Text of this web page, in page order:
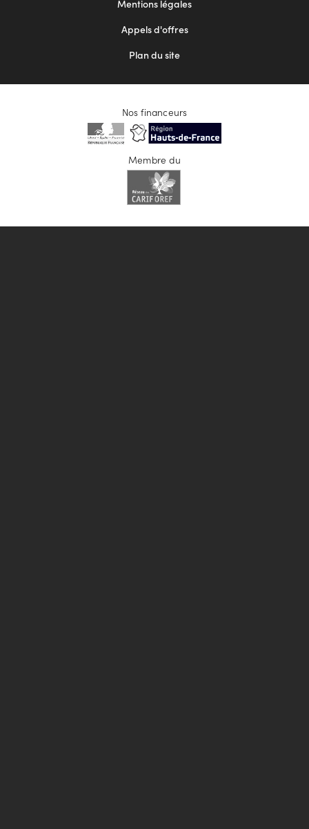
Mentions légales
Appels d'offres
Plan du site
Nos financeurs
Membre du